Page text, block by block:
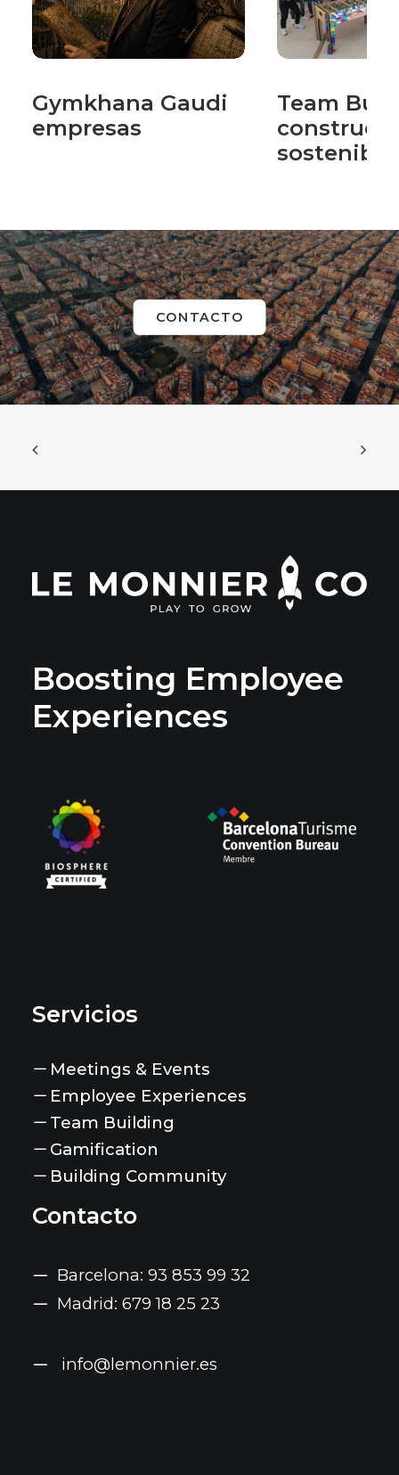
Gymkhana Gaudi
empresas
Team
sostenible
CONTACTO
Boosting Employee
Experiences
Servicios
Meetings & Events
Employee Experiences
Team Building
Gamification
Building Community
Contacto
Barcelona: 93 853 99 32
Madrid: 679 18 25 23
info@lemonnier.es